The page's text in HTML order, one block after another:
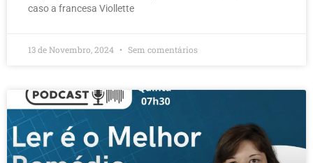
caso a francesa Viollette
13 de Novembro, 2024 Sem comentários